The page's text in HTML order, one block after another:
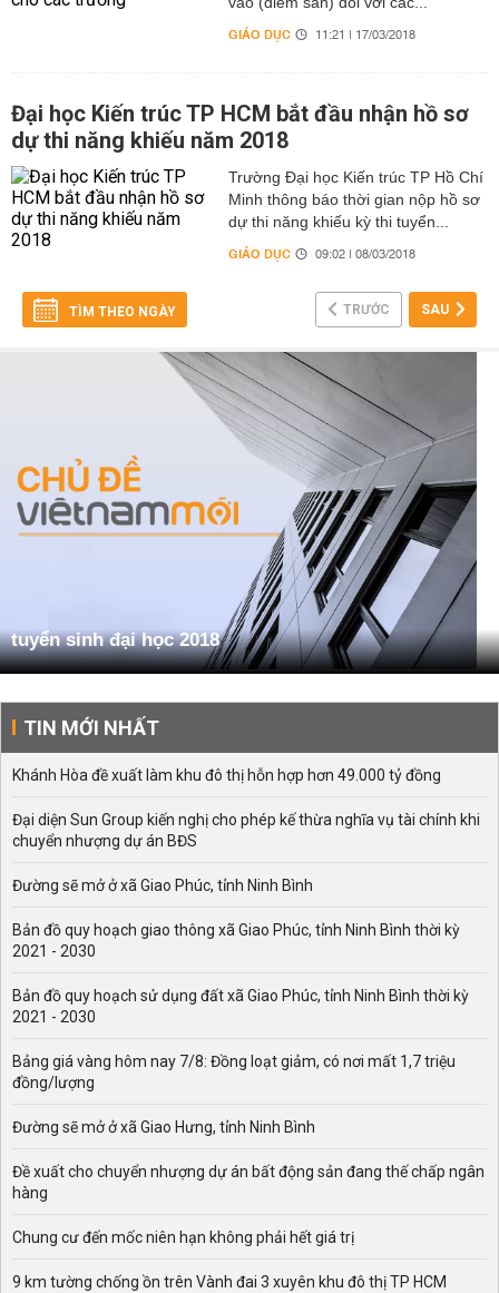
GIÁO DỤC 11:21 | 17/03/2018
Đại học Kiến trúc TP HCM bắt đầu nhận hồ sơ
dự thi năng khiếu năm 2018
Trường Đại học Kiến trúc TP Hồ Chí
Minh thông báo thời gian nộp hồ sơ
dự thi năng khiếu kỳ thi tuyển...
GIÁO DỤC 09:02 | 08/03/2018
TÌM THEO NGÀY TRƯỚC SAU
tuyển sinh đại học 2018
TIN MỚI NHẤT
Khánh Hòa đề xuất làm khu đô thị hỗn hợp hơn 49.000 tỷ đồng
Đại diện Sun Group kiến nghị cho phép kế thừa nghĩa vụ tài chính khi
chuyển nhượng dự án BĐS
Đường sẽ mở ở xã Giao Phúc, tỉnh Ninh Bình
Bản đồ quy hoạch giao thông xã Giao Phúc, tỉnh Ninh Bình thời kỳ
2021 - 2030
Bản đồ quy hoạch sử dụng đất xã Giao Phúc, tỉnh Ninh Bình thời kỳ
2021 - 2030
Bảng giá vàng hôm nay 7/8: Đồng loạt giảm, có nơi mất 1,7 triệu
đồng/lượng
Đường sẽ mở ở xã Giao Hưng, tỉnh Ninh Bình
Đề xuất cho chuyển nhượng dự án bất động sản đang thế chấp ngân
hàng
Chung cư đến mốc niên hạn không phải hết giá trị
9 km tường chống ồn trên Vành đai 3 xuyên khu đô thị TP HCM